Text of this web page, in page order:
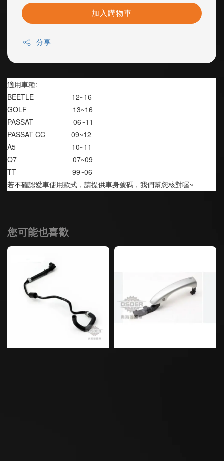
加入購物車
分享
適用車種:
BEETLE                   12~16
GOLF                       13~16
PASSAT                    06~11
PASSAT CC             09~12
A5                            10~11
Q7                            07~09
TT                            99~06
若不確認愛車使用款式，請提供車身號碼，我們幫您核對喔~
您可能也喜歡